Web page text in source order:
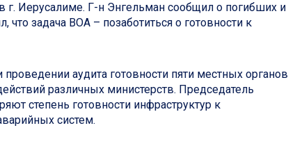
Иерусалиме. Г-н Энгельман сообщил о погибших и
задача ВОА – позаботиться о готовности к
аудита готовности пяти местных органов
различных министерств. Председатель
степень готовности инфраструктур к
систем.